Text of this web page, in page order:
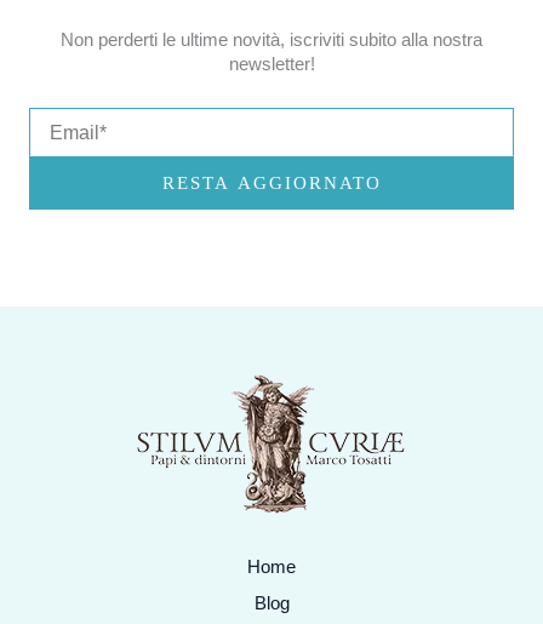
Non perderti le ultime novità, iscriviti subito alla nostra
newsletter!
RESTA AGGIORNATO
Home
Blog